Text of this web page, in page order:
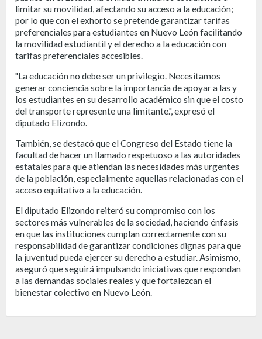
limitar su movilidad, afectando su acceso a la educación;
por lo que con el exhorto se pretende garantizar tarifas
preferenciales para estudiantes en Nuevo León facilitando
la movilidad estudiantil y el derecho a la educación con
tarifas preferenciales accesibles.
"La educación no debe ser un privilegio. Necesitamos
generar conciencia sobre la importancia de apoyar a las y
los estudiantes en su desarrollo académico sin que el costo
del transporte represente una limitante.", expresó el
diputado Elizondo.
También, se destacó que el Congreso del Estado tiene la
facultad de hacer un llamado respetuoso a las autoridades
estatales para que atiendan las necesidades más urgentes
de la población, especialmente aquellas relacionadas con el
acceso equitativo a la educación.
El diputado Elizondo reiteró su compromiso con los
sectores más vulnerables de la sociedad, haciendo énfasis
en que las instituciones cumplan correctamente con su
responsabilidad de garantizar condiciones dignas para que
la juventud pueda ejercer su derecho a estudiar. Asimismo,
aseguró que seguirá impulsando iniciativas que respondan
a las demandas sociales reales y que fortalezcan el
bienestar colectivo en Nuevo León.